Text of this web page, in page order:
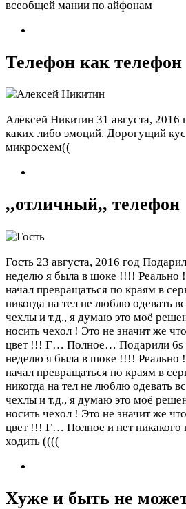
всеобщей мании по айфонам
Телефон как телефон
Алексей Никитин 31 августа, 2016
каких либо эмоций. Дорогущий
микросхем((
,,отличный,, телефон
Гость 23 августа, 2016 год
неделю я была в шоке !!!! Реально
начал превращаться по краям в
никогда на тел не люблю одевать
чехлы и т.д., я думаю это моё
носить чехол ! Это не значит же
цвет !!! Г… Полное… Подарили 6s
неделю я была в шоке !!!! Реально
начал превращаться по краям в
никогда на тел не люблю одевать
чехлы и т.д., я думаю это моё
носить чехол ! Это не значит же
цвет !!! Г… Полное и нет никакого
ходить ((((
Хуже и быть не